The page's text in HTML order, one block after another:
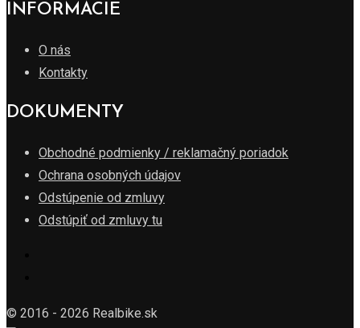
INFORMÁCIE
O nás
Kontakty
DOKUMENTY
Obchodné podmienky / reklamačný poriadok
Ochrana osobných údajov
Odstúpenie od zmluvy
Odstúpiť od zmluvy tu
© 2016 - 2026 Realbike.sk